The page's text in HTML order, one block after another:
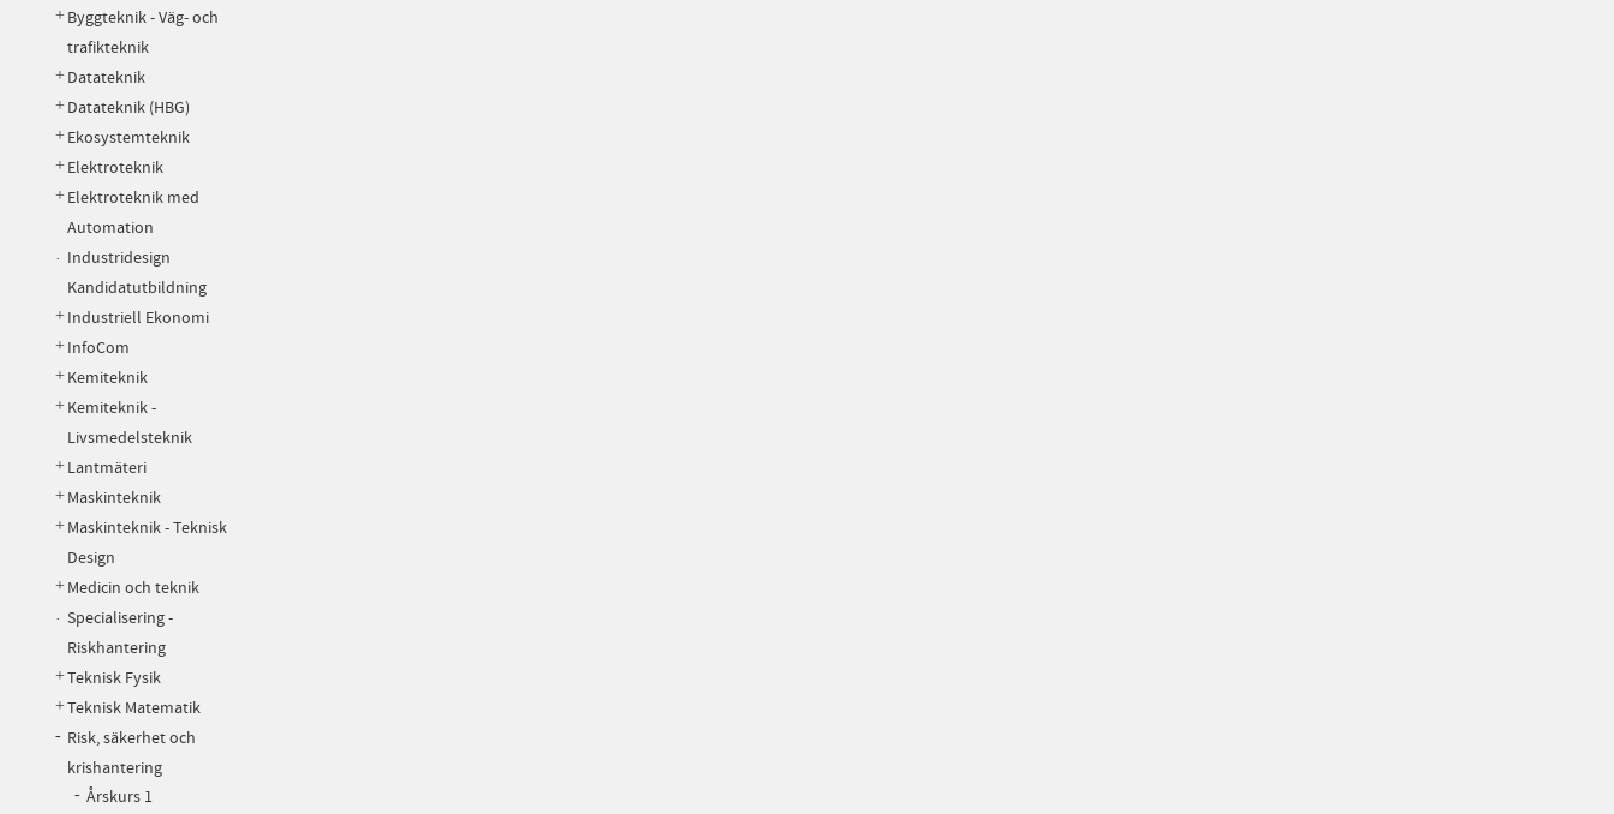
Byggteknik - Väg- och
trafikteknik
Datateknik
Datateknik (HBG)
Ekosystemteknik
Elektroteknik
Elektroteknik med
Automation
Industridesign
Kandidatutbildning
Industriell Ekonomi
InfoCom
Kemiteknik
Kemiteknik -
Livsmedelsteknik
Lantmäteri
Maskinteknik
Maskinteknik - Teknisk
Design
Medicin och teknik
Specialisering -
Riskhantering
Teknisk Fysik
Teknisk Matematik
Risk, säkerhet och
krishantering
Årskurs 1